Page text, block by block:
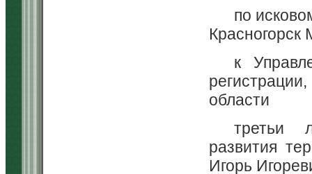
по
Красногорск
к
области
третьи
развития
Игорь